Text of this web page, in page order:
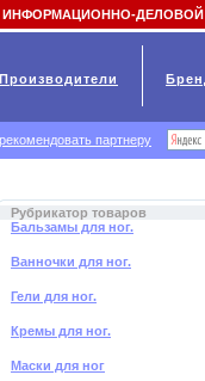
Рубрикатор товаров
Бальзамы для ног.
Ванночки для ног.
Гели для ног.
Кремы для ног.
Маски для ног
ИНФОРМАЦИОННО-ДЕЛОВОЙ
Производители
рекомендовать партнеру